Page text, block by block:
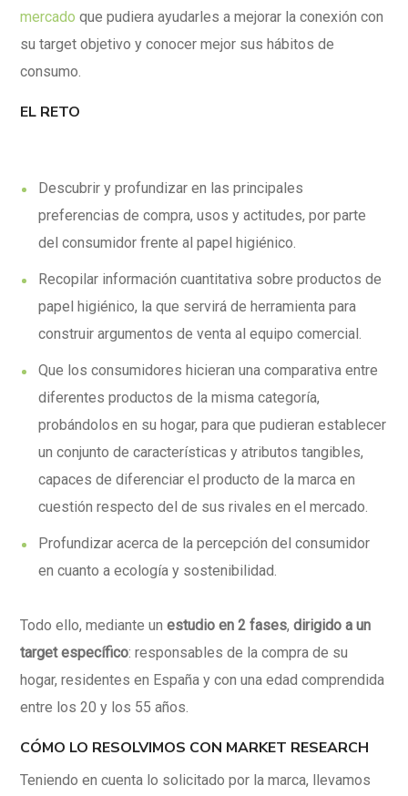
mercado que pudiera ayudarles a mejorar la conexión con
su target objetivo y conocer mejor sus hábitos de
consumo.
EL RETO
Descubrir y profundizar en las principales
preferencias de compra, usos y actitudes, por parte
del consumidor frente al papel higiénico.
Recopilar información cuantitativa sobre productos de
papel higiénico, la que servirá de herramienta para
construir argumentos de venta al equipo comercial.
Que los consumidores hicieran una comparativa entre
diferentes productos de la misma categoría,
probándolos en su hogar, para que pudieran establecer
un conjunto de características y atributos tangibles,
capaces de diferenciar el producto de la marca en
cuestión respecto del de sus rivales en el mercado.
Profundizar acerca de la percepción del consumidor
en cuanto a ecología y sostenibilidad.
Todo ello, mediante unestudio en 2 fases, dirigido a un
target específico: responsables de la compra de su
hogar, residentes en España y con una edad comprendida
entre los 20 y los 55 años.
CÓMO LO RESOLVIMOS CON MARKET RESEARCH
Teniendo en cuenta lo solicitado por la marca, llevamos